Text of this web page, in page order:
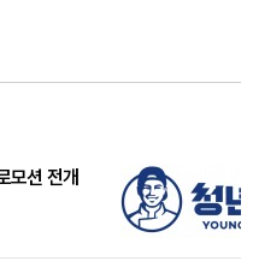
모션 전개